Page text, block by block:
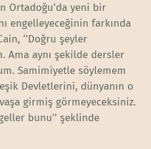
Ortadoğu’da yeni bir
engelleyeceğinin farkında
‘’Doğru şeyler
Ama aynı şekilde dersler
Samimiyetle söylemem
Devletlerini, dünyanın o
girmiş görmeyeceksiniz.
bunu’’ şeklinde